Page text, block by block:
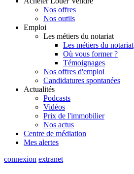
Nos offres
Nos outils
Emploi
Les métiers du notariat
Les métiers du notariat
Où vous former ?
Témoignages
Nos offres d'emploi
Candidatures spontanées
Actualités
Podcasts
Vidéos
Prix de l'immobilier
Nos actus
Centre de médiation
Mes alertes
connexion extranet